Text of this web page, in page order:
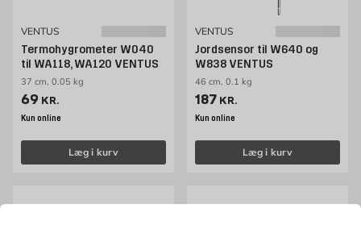
VENTUS
Termohygrometer W040
til WA118, WA120 VENTUS
37 cm, 0.05 kg
Pris 69 kr. /stk
69 KR.
Kun online
Læg i kurv
VENTUS
Jordsensor til W640 og
W838 VENTUS
46 cm, 0.1 kg
Pris 187 kr. /stk
187 KR.
Kun online
Læg i kurv